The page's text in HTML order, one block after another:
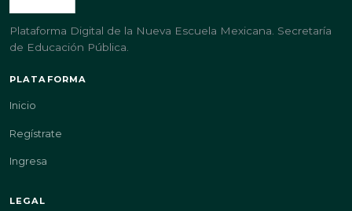
Plataforma Digital de la Nueva Escuela Mexicana. Secretaría
de Educación Pública.
PLATAFORMA
Inicio
Regístrate
Ingresa
LEGAL